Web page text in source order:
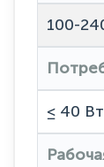
100-
≤ 40 Вт